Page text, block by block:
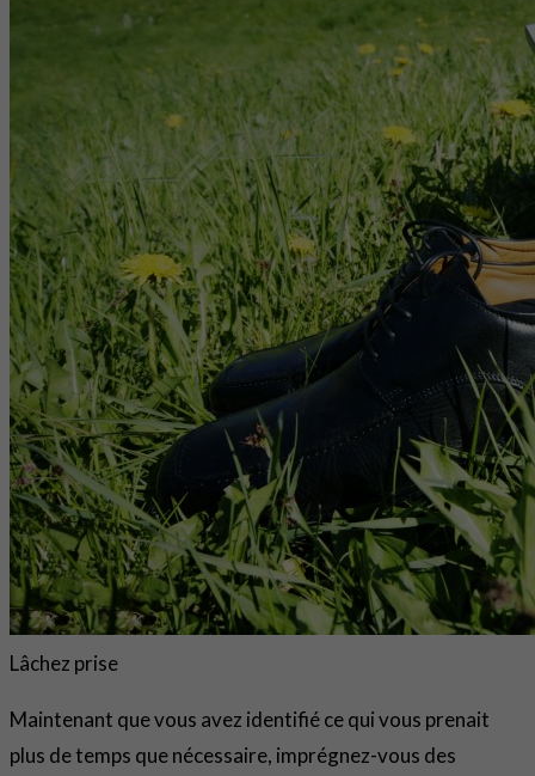
Lâchez prise
Maintenant que vous avez identifié ce qui vous prenait
plus de temps que nécessaire, imprégnez-vous des